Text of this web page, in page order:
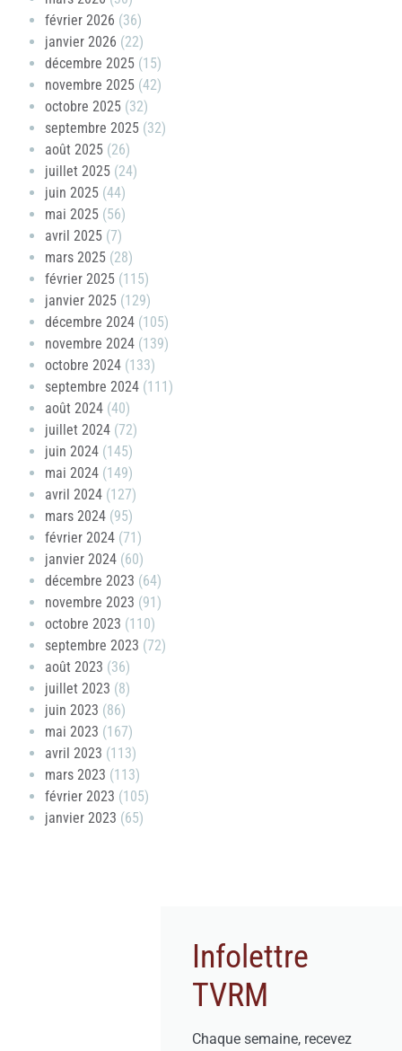
février 2026 (36)
janvier 2026 (22)
décembre 2025 (15)
novembre 2025 (42)
octobre 2025 (32)
septembre 2025 (32)
août 2025 (26)
juillet 2025 (24)
juin 2025 (44)
mai 2025 (56)
avril 2025 (7)
mars 2025 (28)
février 2025 (115)
janvier 2025 (129)
décembre 2024 (105)
novembre 2024 (139)
octobre 2024 (133)
septembre 2024 (111)
août 2024 (40)
juillet 2024 (72)
juin 2024 (145)
mai 2024 (149)
avril 2024 (127)
mars 2024 (95)
février 2024 (71)
janvier 2024 (60)
décembre 2023 (64)
novembre 2023 (91)
octobre 2023 (110)
septembre 2023 (72)
août 2023 (36)
juillet 2023 (8)
juin 2023 (86)
mai 2023 (167)
avril 2023 (113)
mars 2023 (113)
février 2023 (105)
janvier 2023 (65)
Infolettre
TVRM
Chaque semaine, recevez